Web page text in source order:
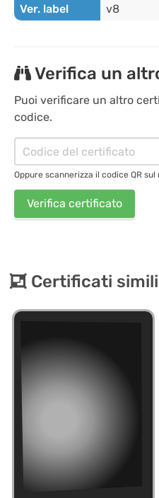
Ver. label
v8
Verifica un
Puoi verificare un altro
codice.
Oppure scannerizza il codice QR sul
Verifica certificato
Certificati